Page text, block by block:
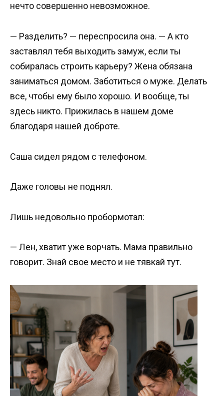
нечто совершенно невозможное.
— Разделить? — переспросила она. — А кто
заставлял тебя выходить замуж, если ты
собиралась строить карьеру? Жена обязана
заниматься домом. Заботиться о муже. Делать
все, чтобы ему было хорошо. И вообще, ты
здесь никто. Прижилась в нашем доме
благодаря нашей доброте.
Саша сидел рядом с телефоном.
Даже головы не поднял.
Лишь недовольно пробормотал:
— Лен, хватит уже ворчать. Мама правильно
говорит. Знай свое место и не тявкай тут.